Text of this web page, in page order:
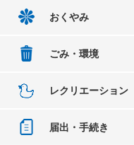
おくやみ
ごみ・環境
レクリエーション
届出・手続き